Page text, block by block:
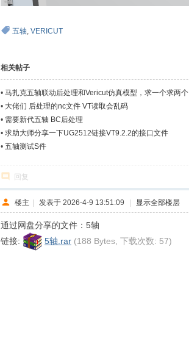
五轴, VERICUT
相关帖子
• 马扎克五轴联动后处理和Vericut仿真模型，求一个求两个
• 大佬们 后处理的nc文件 VT读取会乱码
• 需要新代五轴 BC后处理
• 求助大师分享一下UG2512链接VT9.2.2的接口文件
• 五轴测试S件
回复
楼主 发表于 2026-4-9 13:51:09 显示全部楼层
通过网盘分享的文件：5轴
链接:
5轴.rar (188 Bytes, 下载次数: 57)